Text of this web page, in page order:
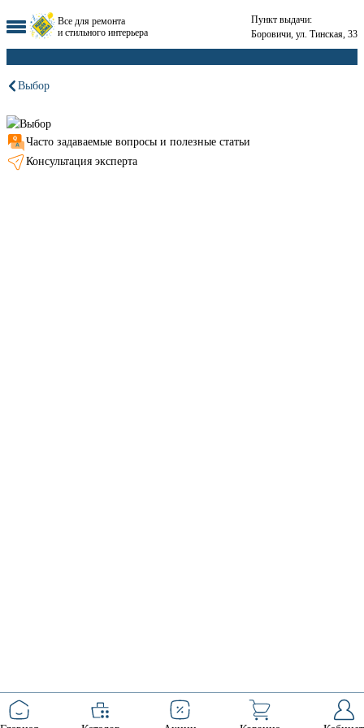
Все для ремонта
и стильного интерьера
Пункт выдачи:
Боровичи, ул. Тинская, 33
Выбор
Часто задаваемые вопросы и полезные статьи
Консультация эксперта